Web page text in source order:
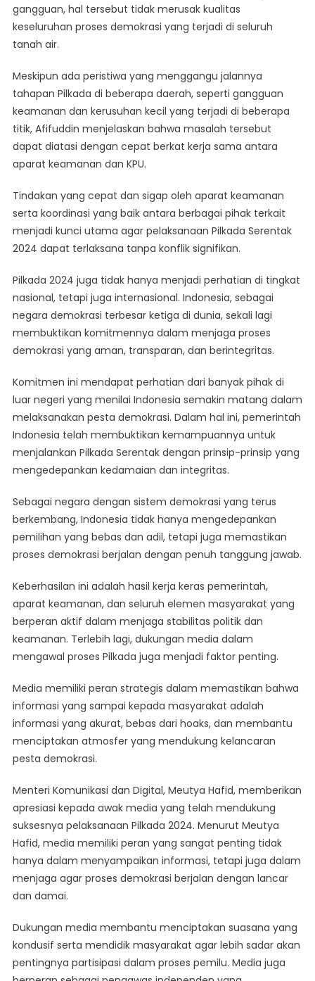
gangguan, hal tersebut tidak merusak kualitas
keseluruhan proses demokrasi yang terjadi di seluruh
tanah air.
Meskipun ada peristiwa yang menggangu jalannya
tahapan Pilkada di beberapa daerah, seperti gangguan
keamanan dan kerusuhan kecil yang terjadi di beberapa
titik, Afifuddin menjelaskan bahwa masalah tersebut
dapat diatasi dengan cepat berkat kerja sama antara
aparat keamanan dan KPU.
Tindakan yang cepat dan sigap oleh aparat keamanan
serta koordinasi yang baik antara berbagai pihak terkait
menjadi kunci utama agar pelaksanaan Pilkada Serentak
2024 dapat terlaksana tanpa konflik signifikan.
Pilkada 2024 juga tidak hanya menjadi perhatian di tingkat
nasional, tetapi juga internasional. Indonesia, sebagai
negara demokrasi terbesar ketiga di dunia, sekali lagi
membuktikan komitmennya dalam menjaga proses
demokrasi yang aman, transparan, dan berintegritas.
Komitmen ini mendapat perhatian dari banyak pihak di
luar negeri yang menilai Indonesia semakin matang dalam
melaksanakan pesta demokrasi. Dalam hal ini, pemerintah
Indonesia telah membuktikan kemampuannya untuk
menjalankan Pilkada Serentak dengan prinsip-prinsip yang
mengedepankan kedamaian dan integritas.
Sebagai negara dengan sistem demokrasi yang terus
berkembang, Indonesia tidak hanya mengedepankan
pemilihan yang bebas dan adil, tetapi juga memastikan
proses demokrasi berjalan dengan penuh tanggung jawab.
Keberhasilan ini adalah hasil kerja keras pemerintah,
aparat keamanan, dan seluruh elemen masyarakat yang
berperan aktif dalam menjaga stabilitas politik dan
keamanan. Terlebih lagi, dukungan media dalam
mengawal proses Pilkada juga menjadi faktor penting.
Media memiliki peran strategis dalam memastikan bahwa
informasi yang sampai kepada masyarakat adalah
informasi yang akurat, bebas dari hoaks, dan membantu
menciptakan atmosfer yang mendukung kelancaran
pesta demokrasi.
Menteri Komunikasi dan Digital, Meutya Hafid, memberikan
apresiasi kepada awak media yang telah mendukung
suksesnya pelaksanaan Pilkada 2024. Menurut Meutya
Hafid, media memiliki peran yang sangat penting tidak
hanya dalam menyampaikan informasi, tetapi juga dalam
menjaga agar proses demokrasi berjalan dengan lancar
dan damai.
Dukungan media membantu menciptakan suasana yang
kondusif serta mendidik masyarakat agar lebih sadar akan
pentingnya partisipasi dalam proses pemilu. Media juga